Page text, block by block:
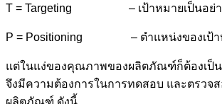
T = Targeting – เป้าหมายเป็นอย่า
P = Positioning – ตำแหน่งของเป้าห
แต่ในแง่ของคุณภาพของผลิตภัณฑ์ก็ต้องเป็
จึงมีความต้องการในการทดสอบ และตรว
ผลิตภัณฑ์ ดังนี้